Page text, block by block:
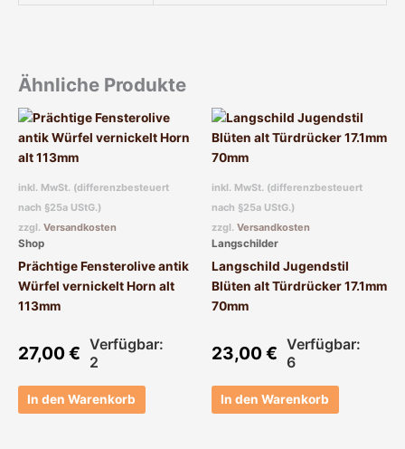
Ähnliche Produkte
inkl. MwSt. (differenzbesteuert
nach §25a UStG.)
zzgl. Versandkosten
Shop
Prächtige Fensterolive antik
Würfel vernickelt Horn alt
113mm
27,00€ Verfügbar:
2
In den Warenkorb
inkl. MwSt. (differenzbesteuert
nach §25a UStG.)
zzgl. Versandkosten
Langschilder
Langschild Jugendstil
Blüten alt Türdrücker 17.1mm
70mm
23,00€ Verfügbar:
6
In den Warenkorb